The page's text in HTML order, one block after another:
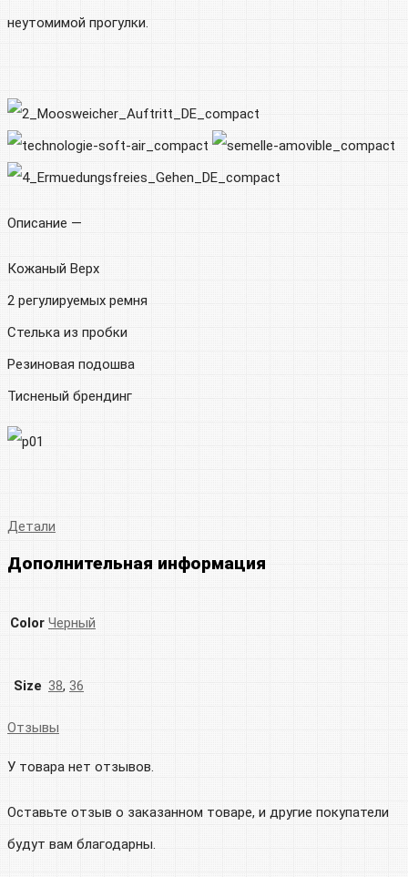
неутомимой прогулки.
Описание —
Кожаный Верх
2 регулируемых ремня
Стелька из пробки
Резиновая подошва
Тисненый брендинг
Детали
Дополнительная информация
Color Черный
Size 38, 36
Отзывы
У товара нет отзывов.
Оставьте отзыв о заказанном товаре, и другие покупатели
будут вам благодарны.